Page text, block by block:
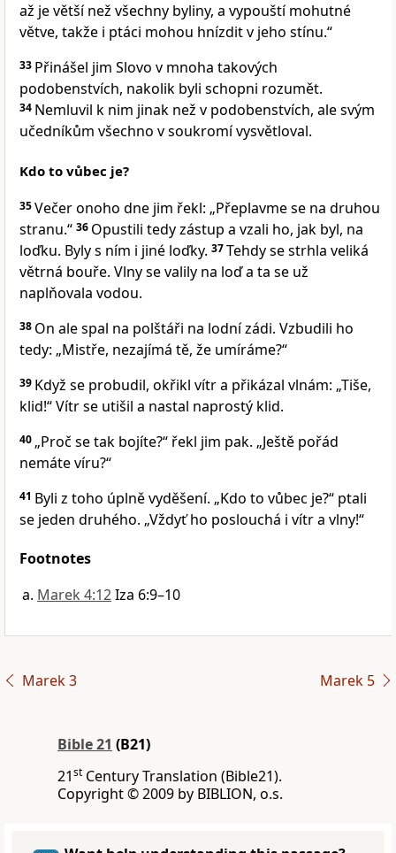
až je větší než všechny byliny, a vypouští mohutné
větve, takže i ptáci mohou hnízdit v jeho stínu.“
33 Přinášel jim Slovo v mnoha takových
podobenstvích, nakolik byli schopni rozumět.
34 Nemluvil k nim jinak než v podobenstvích, ale svým
učedníkům všechno v soukromí vysvětloval.
Kdo to vůbec je?
35Večer onoho dne jim řekl: „Přeplavme se na druhou
stranu.“ 36 Opustili tedy zástup a vzali ho, jak byl, na
loďku. Byly s ním i jiné loďky. 37Tehdy se strhla veliká
větrná bouře. Vlny se valily na loď a ta se už
naplňovala vodou.
38 On ale spal na polštáři na lodní zádi. Vzbudili ho
tedy: „Mistře, nezajímá tě, že umíráme?“
39 Když se probudil, okřikl vítr a přikázal vlnám: „Tiše,
klid!“ Vítr se utišil a nastal naprostý klid.
40 „Proč se tak bojíte?“ řekl jim pak. „Ještě pořád
nemáte víru?“
41 Byli z toho úplně vyděšení. „Kdo to vůbec je?“ ptali
se jeden druhého. „Vždyť ho poslouchá i vítr a vlny!“
Footnotes
Marek 4:12Iza 6:9–10
Marek 3 Marek 5
Bible 21 (B21)
21st Century Translation (Bible21).
Copyright © 2009 by BIBLION, o.s.